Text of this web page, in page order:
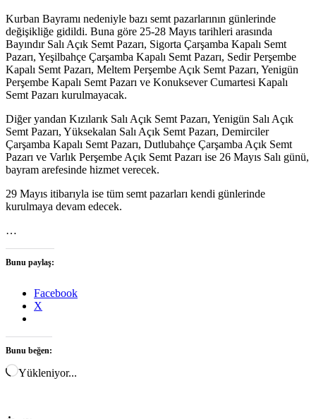
Kurban Bayramı nedeniyle bazı semt pazarlarının günlerinde
değişikliğe gidildi. Buna göre 25-28 Mayıs tarihleri arasında
Bayındır Salı Açık Semt Pazarı, Sigorta Çarşamba Kapalı Semt
Pazarı, Yeşilbahçe Çarşamba Kapalı Semt Pazarı, Sedir Perşembe
Kapalı Semt Pazarı, Meltem Perşembe Açık Semt Pazarı, Yenigün
Perşembe Kapalı Semt Pazarı ve Konuksever Cumartesi Kapalı
Semt Pazarı kurulmayacak.
Diğer yandan Kızılarık Salı Açık Semt Pazarı, Yenigün Salı Açık
Semt Pazarı, Yüksekalan Salı Açık Semt Pazarı, Demirciler
Çarşamba Kapalı Semt Pazarı, Dutlubahçe Çarşamba Açık Semt
Pazarı ve Varlık Perşembe Açık Semt Pazarı ise 26 Mayıs Salı günü,
bayram arefesinde hizmet verecek.
29 Mayıs itibarıyla ise tüm semt pazarları kendi günlerinde
kurulmaya devam edecek.
…
Bunu paylaş:
Facebook
X
Bunu beğen:
Yükleniyor...